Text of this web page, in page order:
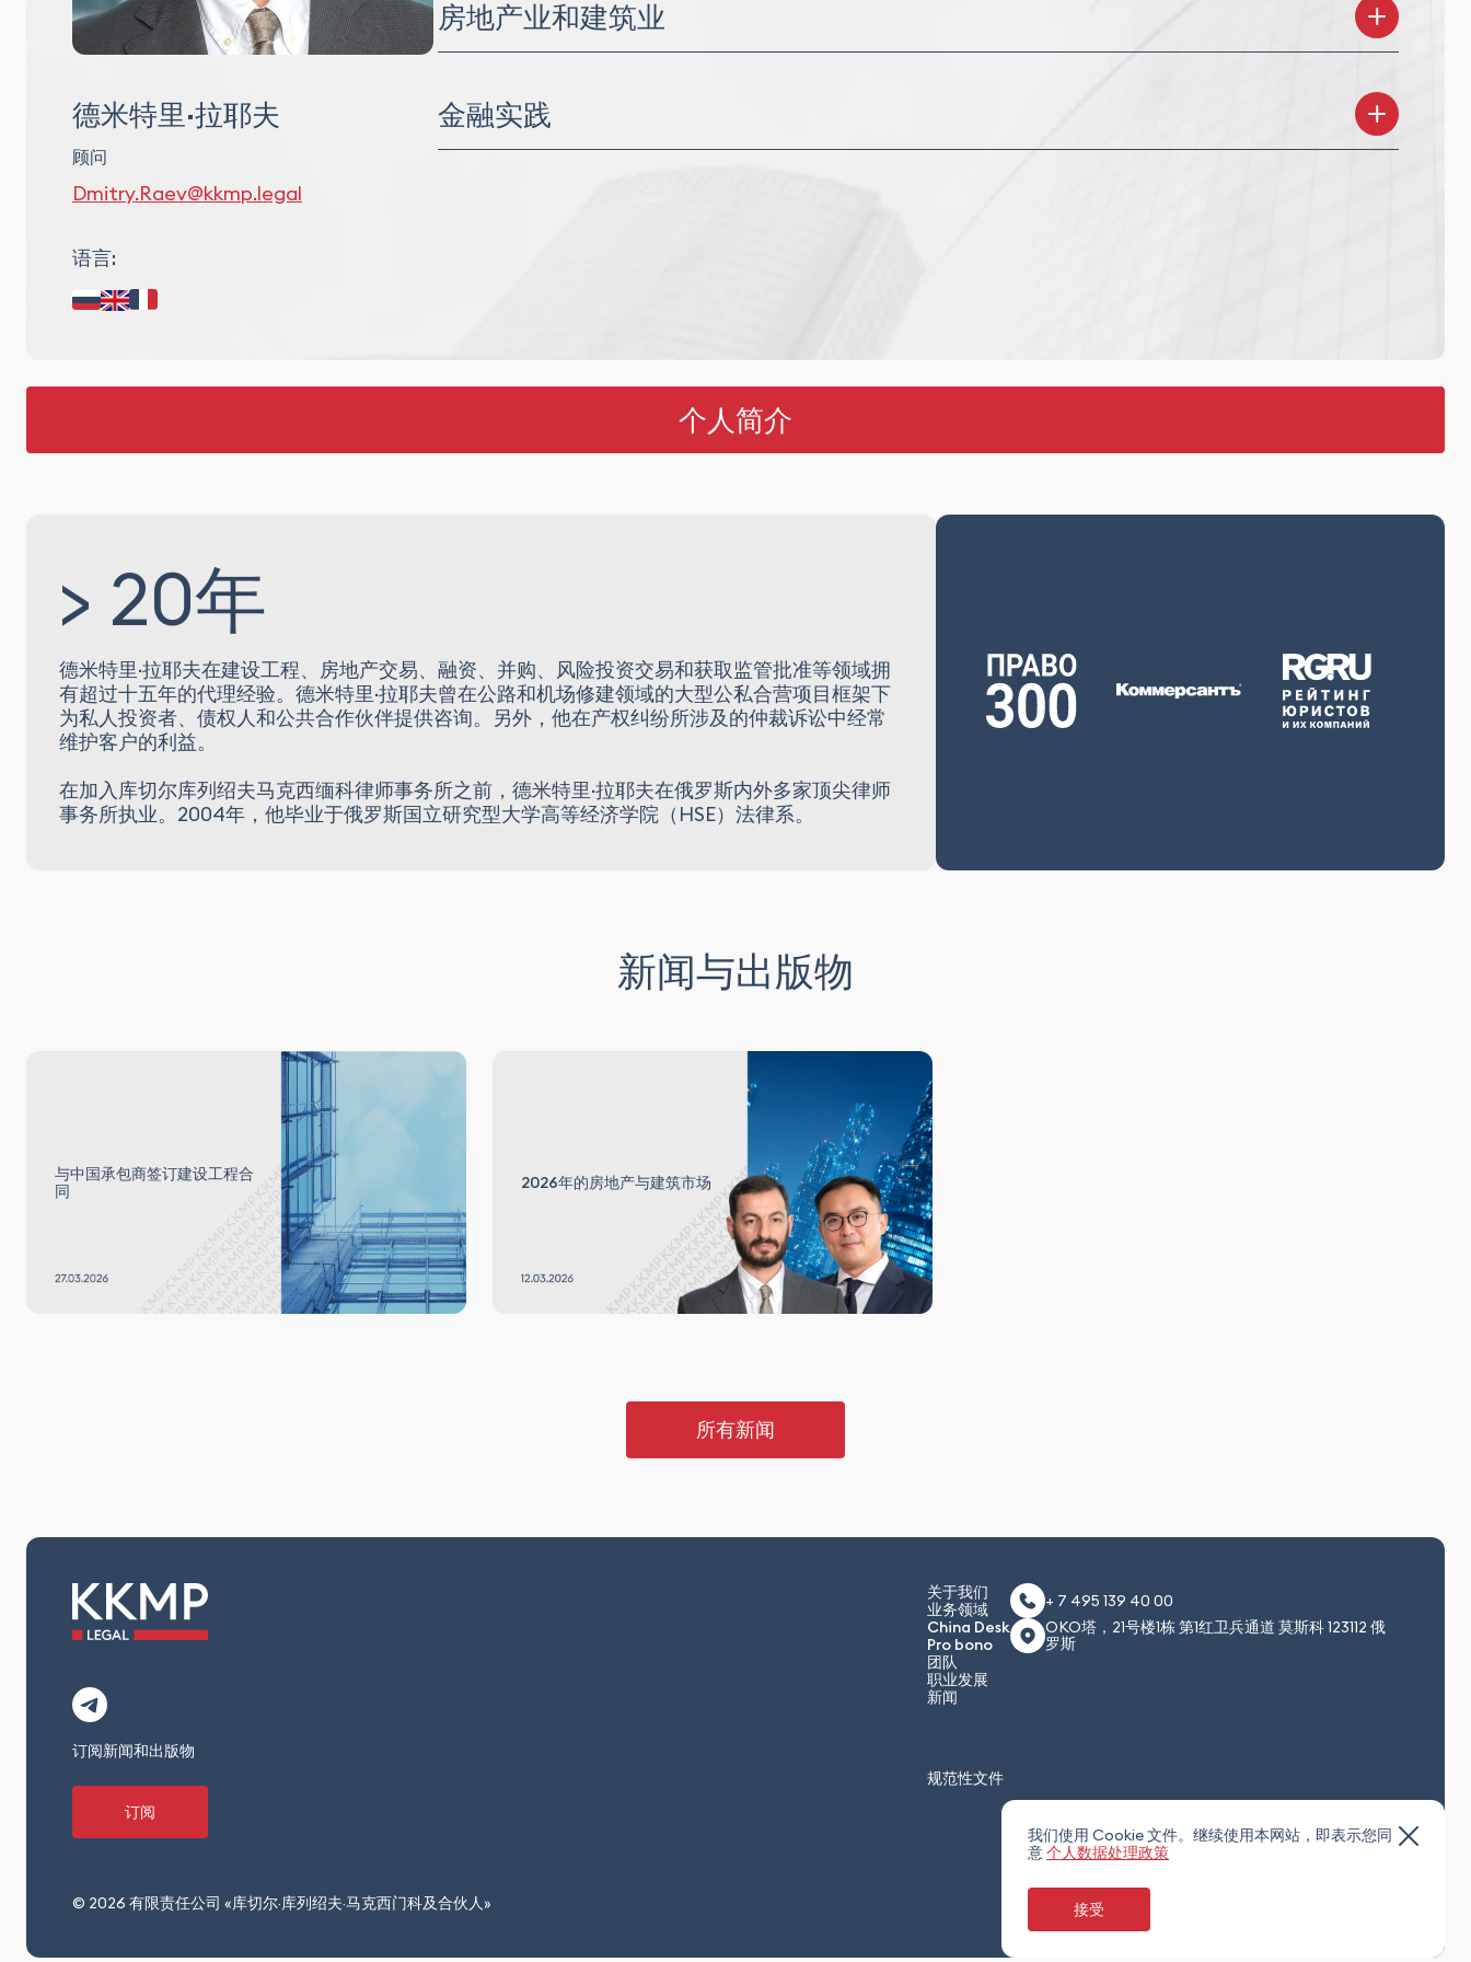
德米特里·拉耶夫
顾问
Dmitry.Raev@kkmp.legal
语言:
商业与服务协议
房地产业和建筑业
建筑与 EPC 工程
基础设施与 PPP
金融实践
个人简介
> 20年
德米特里·拉耶夫在建设工程、房地产交易、融资、并购、风险投资交易和获取监管批准等领域拥
有超过十五年的代理经验。德米特里·拉耶夫曾在公路和机场修建领域的大型公私合营项目框架下
为私人投资者、债权人和公共合作伙伴提供咨询。另外，他在产权纠纷所涉及的仲裁诉讼中经常
维护客户的利益。
在加入库切尔库列绍夫马克西缅科律师事务所之前，德米特里·拉耶夫在俄罗斯内外多家顶尖律师
事务所执业。2004年，他毕业于俄罗斯国立研究型大学高等经济学院（HSE）法律系。
新闻与出版物
与中国承包商签订建设工程合
同
2026年的房地产与建筑市场
所有新闻
我们使用 Cookie 文件。继续使用本网站，即表示您同
意个人数据处理政策
接受
订阅新闻和出版物
订阅
关于我们
业务领域
China Desk
Pro bono
团队
职业发展
新闻
规范性文件
+ 7 495 139 40 00
OKO塔，21号楼1栋 第1红卫兵通道 莫斯科 123112 俄
罗斯
© 2026 有限责任公司 «库切尔·库列绍夫·马克西门科及合伙人»